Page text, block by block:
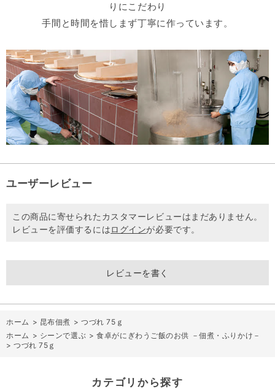
りにこだわり
手間と時間を惜しまず丁寧に作っています。
ユーザーレビュー
この商品に寄せられたカスタマーレビューはまだありません。
レビューを評価するにはログインが必要です。
レビューを書く
ホーム > 昆布佃煮 >つづれ 75ｇ
ホーム > シーンで選ぶ >食卓がにぎわうご飯のお供 －佃煮・ふりかけ－
>つづれ 75ｇ
カテゴリから探す